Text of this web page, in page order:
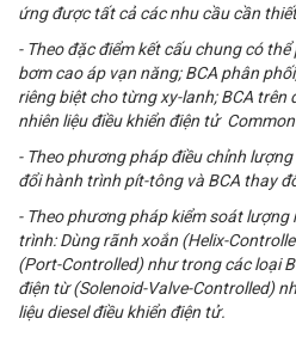
ứng được tất cả các nhu cầu cần
- Theo đặc điểm kết cấu chung có
bơm cao áp vạn năng; BCA phân
riêng biệt cho từng xy-lanh; BCA trên
nhiên liệu điều khiển điện tử
- Theo phương pháp điều chỉnh
đổi hành trình pít-tông và BCA thay
- Theo phương pháp kiểm soát lượng
trình: Dùng rãnh xoắn (Helix-
(Port-Controlled) như trong các loại
điện từ (Solenoid-Valve-Controlled)
liệu diesel điều khiển điện tử.